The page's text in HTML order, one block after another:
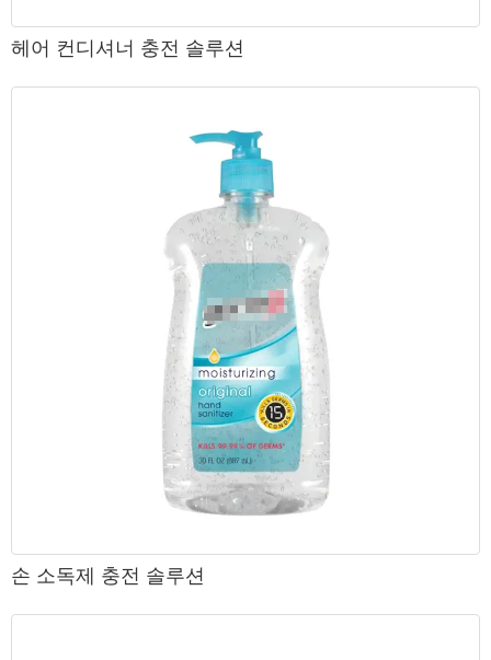
헤어 컨디셔너 충전 솔루션
손 소독제 충전 솔루션